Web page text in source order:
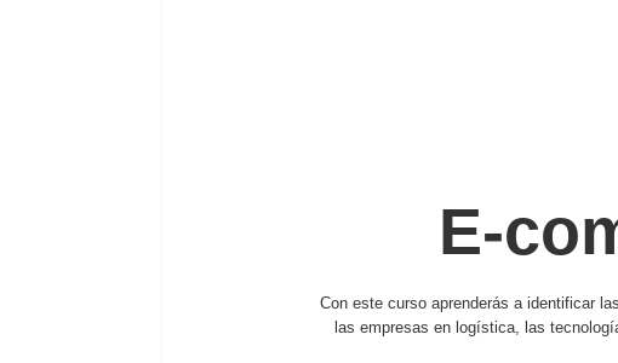
E-
Con este curso aprenderás a identificar
las empresas en logística, las